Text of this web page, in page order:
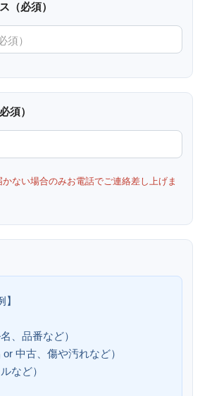
（必須）
須）
ない場合のみお電話でご連絡差し上げま
、品番など）
中古、傷や汚れなど）
など）